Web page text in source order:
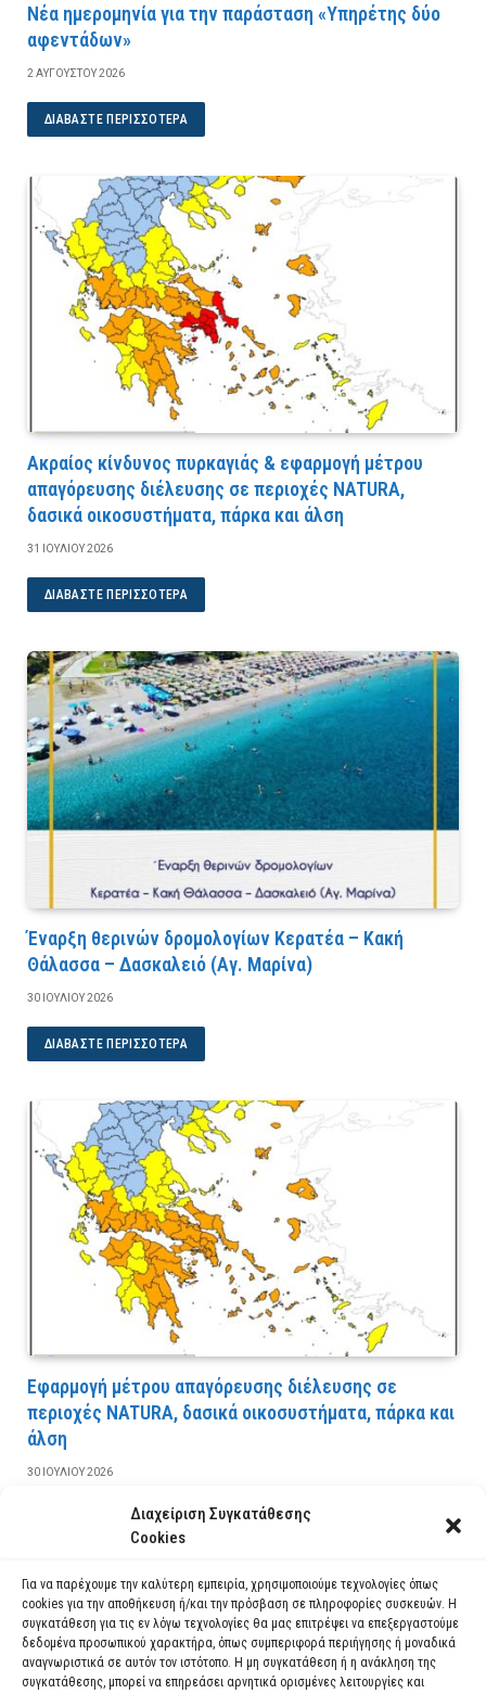
Διαχείριση Συγκατάθεσης
Cookies
Για να παρέχουμε την καλύτερη εμπειρία, χρησιμοποιούμε τεχνολογίες όπως
cookies για την αποθήκευση ή/και την πρόσβαση σε πληροφορίες συσκευών. Η
συγκατάθεση για τις εν λόγω τεχνολογίες θα μας επιτρέψει να επεξεργαστούμε
δεδομένα προσωπικού χαρακτήρα, όπως συμπεριφορά περιήγησης ή μοναδικά
αναγνωριστικά σε αυτόν τον ιστότοπο. Η μη συγκατάθεση ή η ανάκληση της
συγκατάθεσης, μπορεί να επηρεάσει αρνητικά ορισμένες λειτουργίες και
Νέα ημερομηνία για την παράσταση «Υπηρέτης δύο
αφεντάδων»
2 ΑΥΓΟΎΣΤΟΥ 2026
ΔΙΑΒΆΣΤΕ ΠΕΡΙΣΣΌΤΕΡΑ
Ακραίος κίνδυνος πυρκαγιάς & εφαρμογή μέτρου
απαγόρευσης διέλευσης σε περιοχές NATURA,
δασικά οικοσυστήματα, πάρκα και άλση
31 ΙΟΥΛΊΟΥ 2026
ΔΙΑΒΆΣΤΕ ΠΕΡΙΣΣΌΤΕΡΑ
Έναρξη θερινών δρομολογίων Κερατέα – Κακή
Θάλασσα – Δασκαλειό (Αγ. Μαρίνα)
30 ΙΟΥΛΊΟΥ 2026
ΔΙΑΒΆΣΤΕ ΠΕΡΙΣΣΌΤΕΡΑ
Εφαρμογή μέτρου απαγόρευσης διέλευσης σε
περιοχές NATURA, δασικά οικοσυστήματα, πάρκα και
άλση
30 ΙΟΥΛΊΟΥ 2026
ΔΙΑΒΆΣΤΕ ΠΕΡΙΣΣΌΤΕΡΑ